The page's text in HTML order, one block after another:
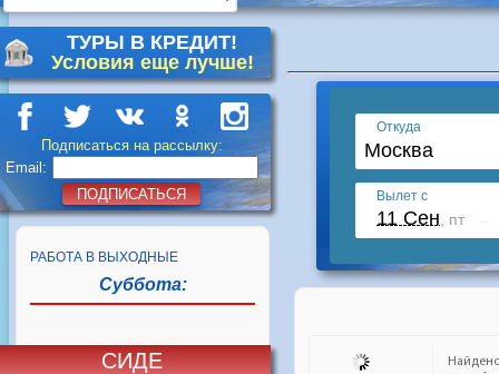
ТУРЫ В КРЕДИТ!
Условия еще лучше!
Подписаться на рассылку:
Email:
ПОДПИСАТЬСЯ
РАБОТА В ВЫХОДНЫЕ
Суббота:
СИДЕ